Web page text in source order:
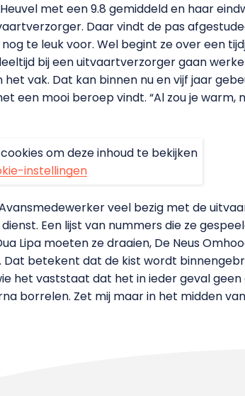
met een 9.8 gemiddeld en haar
Daar vindt de pas
te leuk voor. Wel begint ze over een
bij een uitvaartverzorger gaan
vak. Dat kan binnen nu en vijf jaar
een mooi beroep vindt. “Al zou je
om deze inhoud te bekijken
instellingen
veel bezig met de
Een lijst van nummers die ze
Lipa moeten ze draaien, De Neus
betekent dat de kist wordt
het vaststaat dat het in ieder geval
borrelen. Zet mij maar in het midden